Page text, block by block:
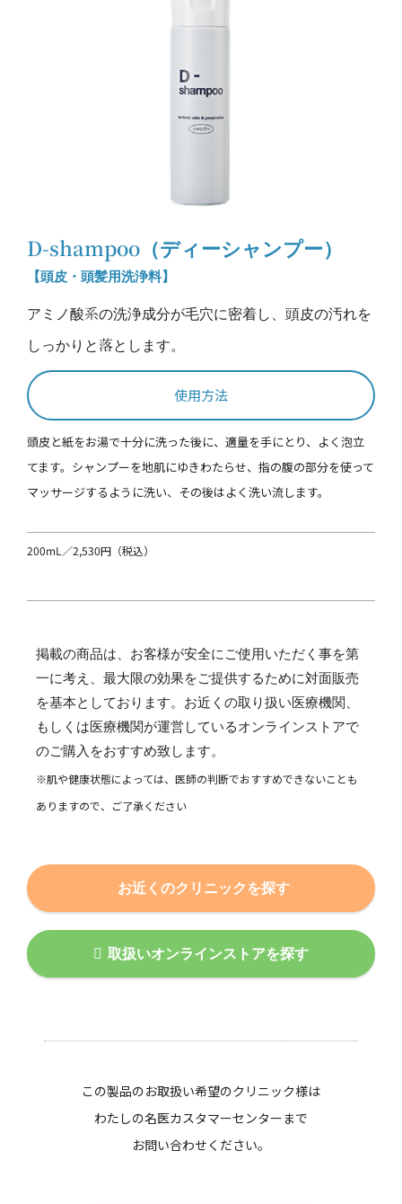
D-shampoo（ディーシャンプー）
【頭皮・頭髪用洗浄料】
アミノ酸系の洗浄成分が毛穴に密着し、頭皮の汚れを
しっかりと落とします。
使用方法
頭皮と紙をお湯で十分に洗った後に、適量を手にとり、よく泡立
てます。シャンプーを地肌にゆきわたらせ、指の腹の部分を使って
マッサージするように洗い、その後はよく洗い流します。
200mL／2,530円（税込）
掲載の商品は、お客様が安全にご使用いただく事を第
一に考え、最大限の効果をご提供するために対面販売
を基本としております。お近くの取り扱い医療機関、
もしくは医療機関が運営しているオンラインストアで
のご購入をおすすめ致します。
※肌や健康状態によっては、医師の判断でおすすめできないことも
ありますので、ご了承ください
お近くのクリニックを探す
取扱いオンラインストアを探す
この製品のお取扱い希望のクリニック様は
わたしの名医カスタマーセンターまで
お問い合わせください。